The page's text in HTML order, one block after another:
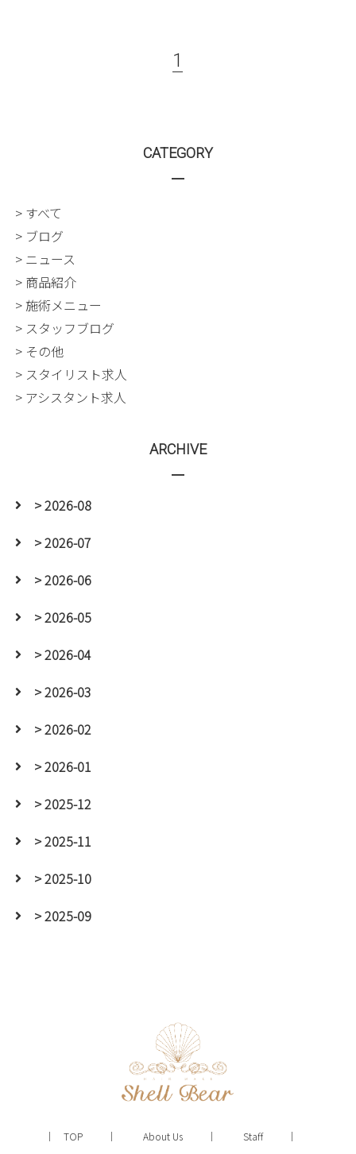
1
CATEGORY
> すべて
> ブログ
> ニュース
> 商品紹介
> 施術メニュー
> スタッフブログ
> その他
> スタイリスト求人
> アシスタント求人
ARCHIVE
> 2026-08
> 2026-07
> 2026-06
> 2026-05
> 2026-04
> 2026-03
> 2026-02
> 2026-01
> 2025-12
> 2025-11
> 2025-10
> 2025-09
TOP About Us Staff